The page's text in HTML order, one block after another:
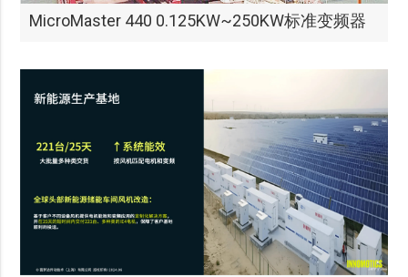
MicroMaster 440 0.125KW~250KW标准变频器